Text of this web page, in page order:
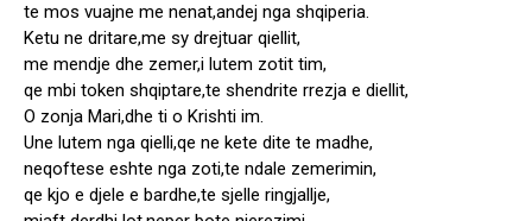
te mos vuajne me nenat,andej nga shqiperia.
Ketu ne dritare,me sy drejtuar qiellit,
me mendje dhe zemer,i lutem zotit tim,
qe mbi token shqiptare,te shendrite rrezja e diellit,
O zonja Mari,dhe ti o Krishti im.
Une lutem nga qielli,qe ne kete dite te madhe,
neqoftese eshte nga zoti,te ndale zemerimin,
qe kjo e djele e bardhe,te sjelle ringjallje,